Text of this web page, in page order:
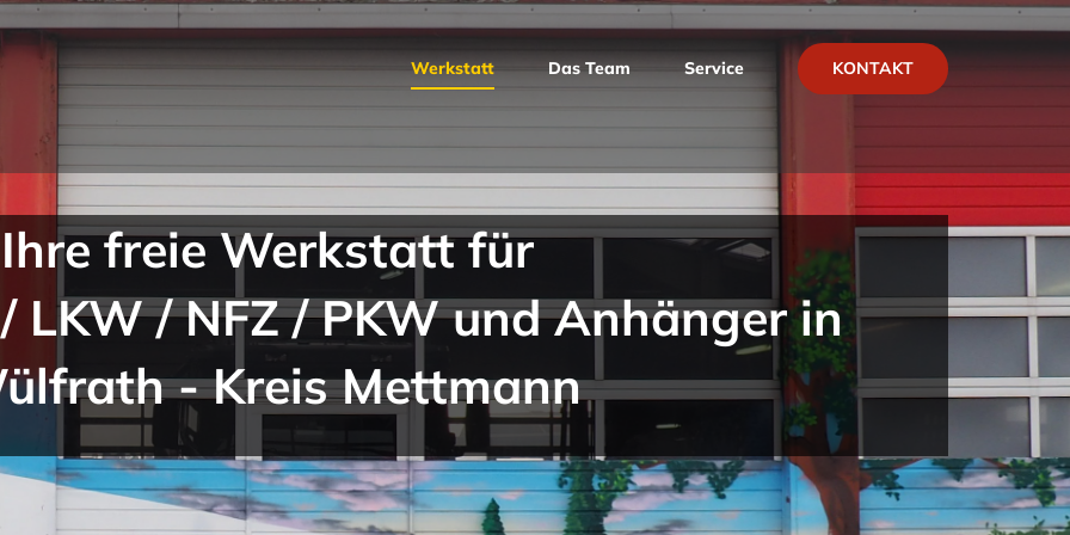
Werkstatt Das Team Service KONTAKT
Ihre freie Werkstatt für
LKW / NFZ / PKW und Anhänger in
- Kreis Mettmann